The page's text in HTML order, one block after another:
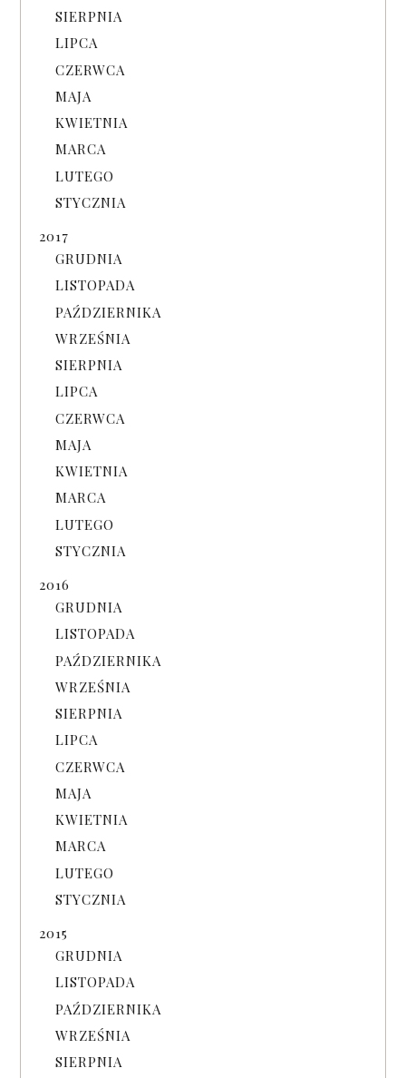
SIERPNIA
LIPCA
CZERWCA
MAJA
KWIETNIA
MARCA
LUTEGO
STYCZNIA
2017
GRUDNIA
LISTOPADA
PAŹDZIERNIKA
WRZEŚNIA
SIERPNIA
LIPCA
CZERWCA
MAJA
KWIETNIA
MARCA
LUTEGO
STYCZNIA
2016
GRUDNIA
LISTOPADA
PAŹDZIERNIKA
WRZEŚNIA
SIERPNIA
LIPCA
CZERWCA
MAJA
KWIETNIA
MARCA
LUTEGO
STYCZNIA
2015
GRUDNIA
LISTOPADA
PAŹDZIERNIKA
WRZEŚNIA
SIERPNIA